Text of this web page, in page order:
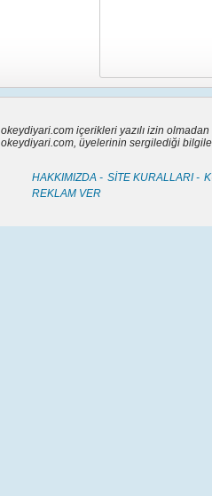
okeydiyari.com içerikleri yazılı izin
okeydiyari.com, üyelerinin sergilediği
HAKKIMIZDA - SİTE KURALLARI -
REKLAM VER